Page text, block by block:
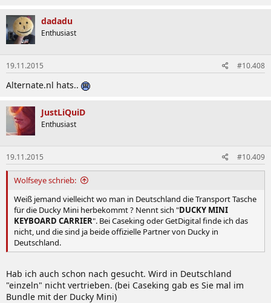
dadadu
Enthusiast
19.11.2015 #10.408
Alternate.nl hats..
JustLiQuiD
Enthusiast
19.11.2015 #10.409
Wolfseye schrieb:
Weiß jemand vielleicht wo man in Deutschland die Transport Tasche
für die Ducky Mini herbekommt ? Nennt sich "DUCKY MINI
KEYBOARD CARRIER". Bei Caseking oder GetDigital finde ich das
nicht, und die sind ja beide offizielle Partner von Ducky in
Deutschland.
Hab ich auch schon nach gesucht. Wird in Deutschland
"einzeln" nicht vertrieben. (bei Caseking gab es Sie mal im
Bundle mit der Ducky Mini)